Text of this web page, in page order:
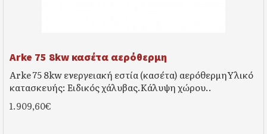
Arke 75 8kw κασέτα αερόθερμη
Arke 75 8kw ενεργειακή εστία (κασέτα) αερόθερμηΥλικό
κατασκευής: Ειδικός χάλυβας.Κάλυψη χώρου..
1.909,60€